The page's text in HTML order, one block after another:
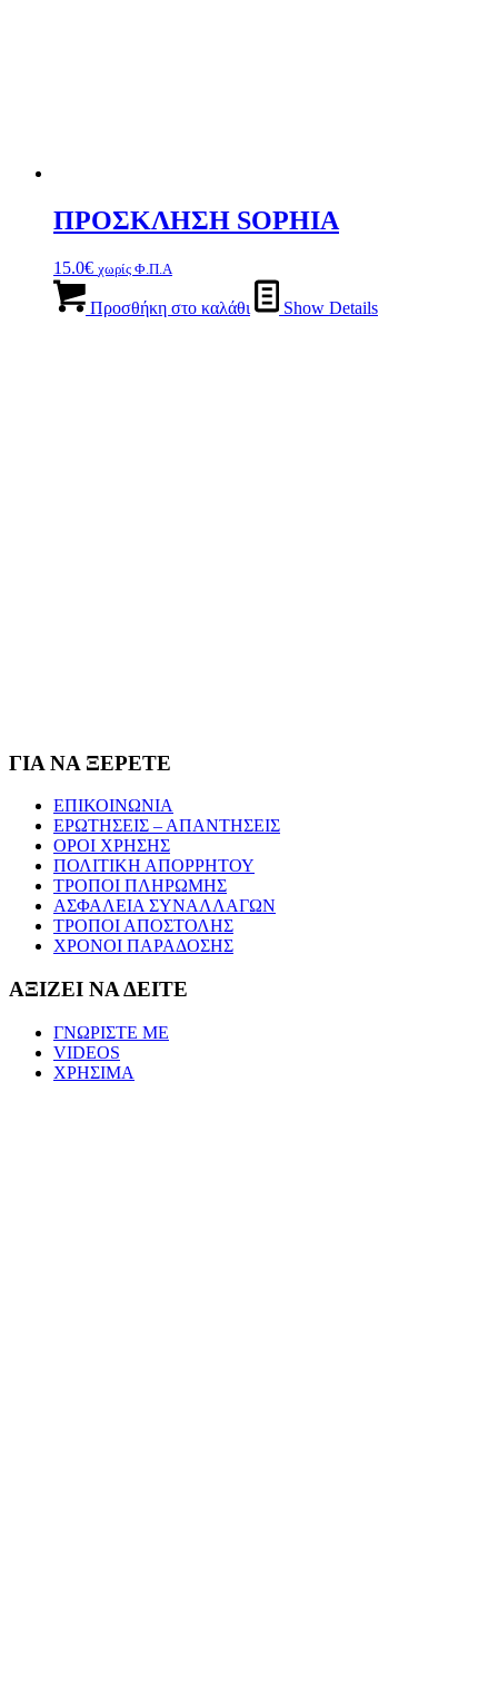
ΠΡΟΣΚΛΗΣΗ SOPHIA
15.0€ χωρίς Φ.Π.Α
Προσθήκη στο καλάθι Show Details
ΓΙΑ ΝΑ ΞΕΡΕΤΕ
ΕΠΙΚΟΙΝΩΝΙΑ
ΕΡΩΤΗΣΕΙΣ – ΑΠΑΝΤΗΣΕΙΣ
ΟΡΟΙ ΧΡΗΣΗΣ
ΠΟΛΙΤΙΚΗ ΑΠΟΡΡΗΤΟΥ
ΤΡΟΠΟΙ ΠΛΗΡΩΜΗΣ
ΑΣΦΑΛΕΙΑ ΣΥΝΑΛΛΑΓΩΝ
ΤΡΟΠΟΙ ΑΠΟΣΤΟΛΗΣ
ΧΡΟΝΟΙ ΠΑΡΑΔΟΣΗΣ
ΑΞΙΖΕΙ ΝΑ ΔΕΙΤΕ
ΓΝΩΡΙΣΤΕ ΜΕ
VIDEOS
ΧΡΗΣΙΜΑ